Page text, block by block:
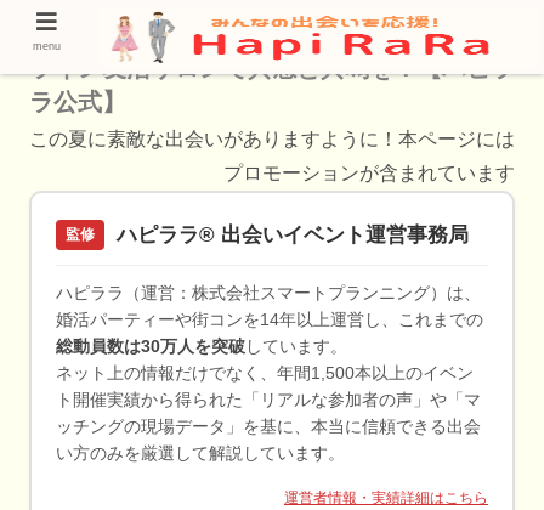
八重洲の友情から始める素敵な出会い！オン
ライン友活サロンで共感と共鳴を！【ハピラ
ラ公式】
この夏に素敵な出会いがありますように！本ページには
プロモーションが含まれています
監修 ハピララ® 出会いイベント運営事務局
ハピララ（運営：株式会社スマートプランニング）は、
婚活パーティーや街コンを14年以上運営し、これまでの
総動員数は30万人を突破 しています。
ネット上の情報だけでなく、年間1,500本以上のイベン
ト開催実績から得られた「リアルな参加者の声」や「マ
ッチングの現場データ」を基に、本当に信頼できる出会
い方のみを厳選して解説しています。
運営者情報・実績詳細はこちら
menu